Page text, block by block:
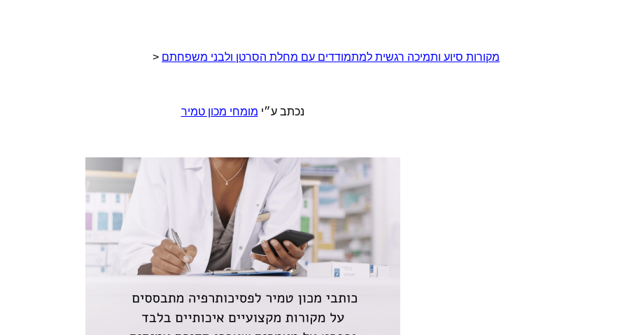
מקורות סיוע ותמיכה רגשית למתמודדים עם מחלת הסרטן ולבני משפחתם <
נכתב ע״י מומחי מכון טמיר